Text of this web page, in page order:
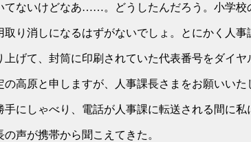
てないけどなあ……。どうしたんだろう。小学校
取り消しになるはずがないでしょ。とにかく人
げて、封筒に印刷されていた代表番号をダイヤ
の高原と申しますが、人事課長さまをお願いいた
にしゃべり、電話が人事課に転送される間に私
声が携帯から聞こえてきた。